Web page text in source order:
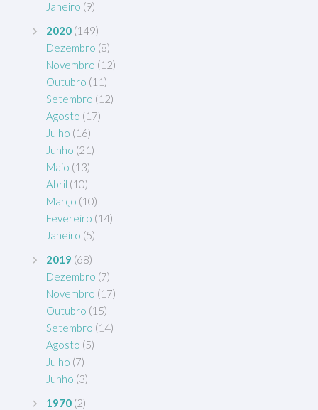
Janeiro (9)
2020 (149)
Dezembro (8)
Novembro (12)
Outubro (11)
Setembro (12)
Agosto (17)
Julho (16)
Junho (21)
Maio (13)
Abril (10)
Março (10)
Fevereiro (14)
Janeiro (5)
2019 (68)
Dezembro (7)
Novembro (17)
Outubro (15)
Setembro (14)
Agosto (5)
Julho (7)
Junho (3)
1970 (2)